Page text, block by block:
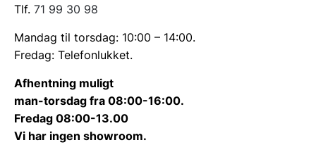
Tlf. 71 99 30 98
Mandag til torsdag: 10:00 – 14:00.
Fredag: Telefonlukket.
Afhentning muligt
man-torsdag fra 08:00-16:00.
Fredag 08:00-13.00
Vi har ingen showroom.